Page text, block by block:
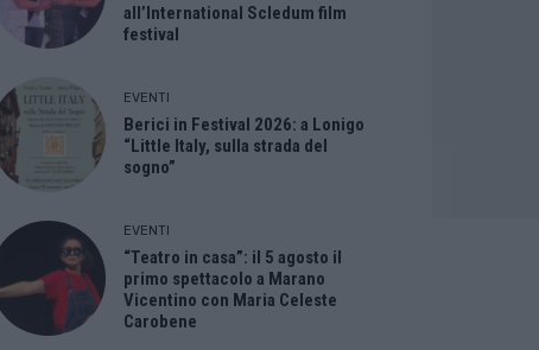
all’International Scledum film
festival
EVENTI
Berici in Festival 2026: a Lonigo
“Little Italy, sulla strada del
sogno”
EVENTI
“Teatro in casa”: il 5 agosto il
primo spettacolo a Marano
Vicentino con Maria Celeste
Carobene